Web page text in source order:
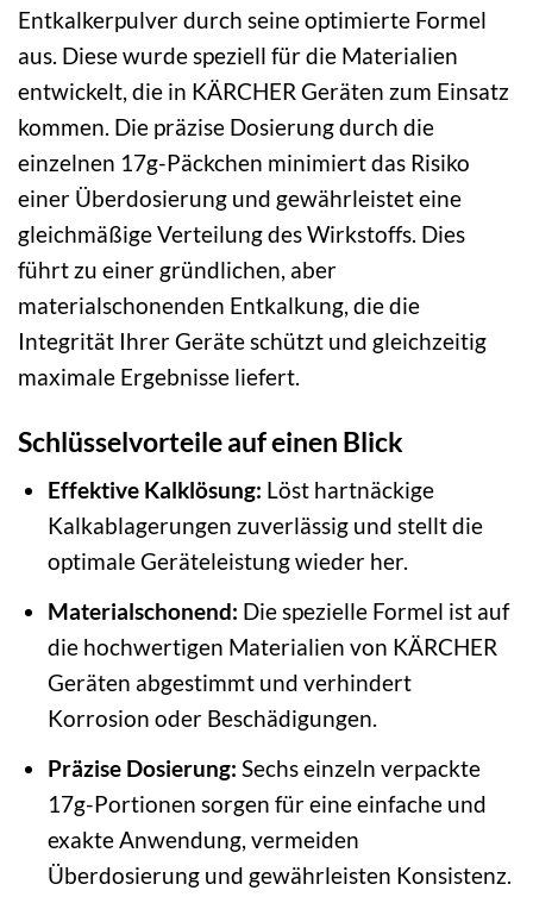
Entkalkerpulver durch seine optimierte Formel
aus. Diese wurde speziell für die Materialien
entwickelt, die in KÄRCHER Geräten zum Einsatz
kommen. Die präzise Dosierung durch die
einzelnen 17g-Päckchen minimiert das Risiko
einer Überdosierung und gewährleistet eine
gleichmäßige Verteilung des Wirkstoffs. Dies
führt zu einer gründlichen, aber
materialschonenden Entkalkung, die die
Integrität Ihrer Geräte schützt und gleichzeitig
maximale Ergebnisse liefert.
Schlüsselvorteile auf einen Blick
Effektive Kalklösung: Löst hartnäckige
Kalkablagerungen zuverlässig und stellt die
optimale Geräteleistung wieder her.
Materialschonend: Die spezielle Formel ist auf
die hochwertigen Materialien von KÄRCHER
Geräten abgestimmt und verhindert
Korrosion oder Beschädigungen.
Präzise Dosierung: Sechs einzeln verpackte
17g-Portionen sorgen für eine einfache und
exakte Anwendung, vermeiden
Überdosierung und gewährleisten Konsistenz.